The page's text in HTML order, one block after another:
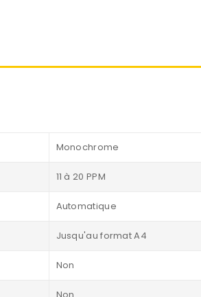
Monochrome
11 à 20 PPM
Automatique
Jusqu'au format A4
Non
Non